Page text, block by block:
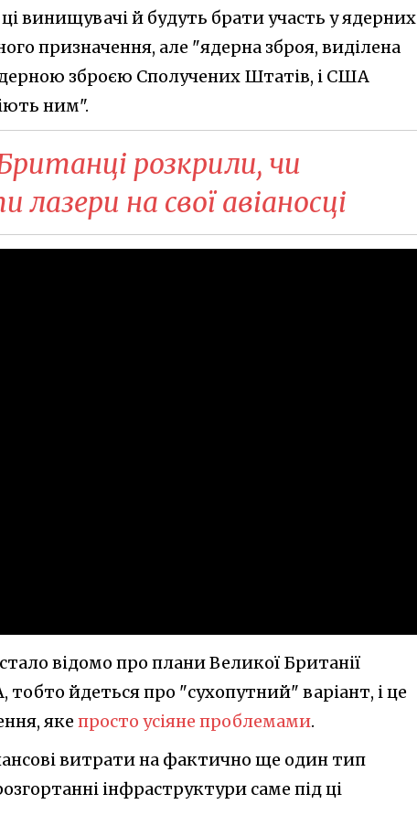
винищувачі й будуть брати участь у ядерних
призначення, але "ядерна зброя, виділена
зброєю Сполучених Штатів, і США
ним".
розкрили, чи
на свої авіаносці
відомо про плани Великої Британії
тобто йдеться про "сухопутний" варіант, і це
яке просто усіяне проблемами.
витрати на фактично ще один тип
інфраструктури саме під ці